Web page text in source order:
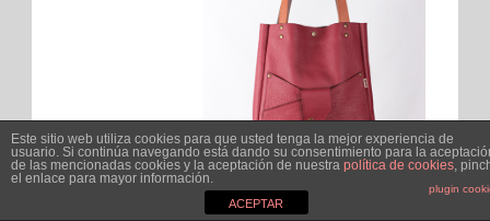
Este sitio web utiliza cookies para que usted tenga la mejor experiencia de
usuario. Si continúa navegando está dando su consentimiento para la
de las mencionadas cookies y la aceptación de nuestra política de cookies,
el enlace para mayor información.
plugin
ACEPTAR